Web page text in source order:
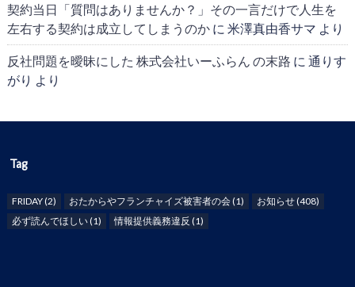
契約当日「質問はありませんか？」その一言だけで人生を
左右する契約は成立してしまうのかに 米澤真由香サマ より
反社問題を曖昧にした 株式会社いーふらん の末路 に 通りす
がり より
Tag
FRIDAY(2) おたからやフランチャイズ被害者の会(1) お知らせ(408)
必ず読んでほしい(1) 情報提供義務違反 (1)